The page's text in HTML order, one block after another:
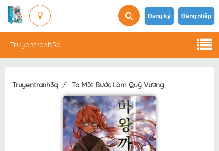
Đăng ký Đăng nhập
Truyentranh3q
Truyentranh3q Ta Một Bước Làm Quỷ Vương